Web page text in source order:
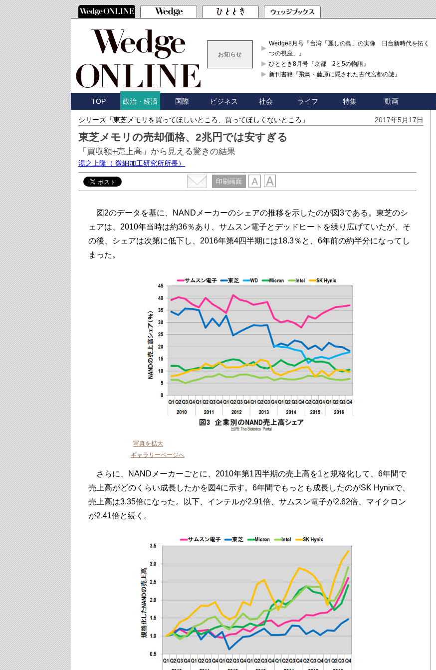
お知らせ
Wedge8月号『台湾「麗しの島」の実像 日台新時代を拓く「3
つの視座」』
ひととき8月号『京都 2と5の物語』
新刊書籍『飛鳥・藤原に隠された古代宮都の謎』
TOP 政治・経済 国際 ビジネス 社会 ライフ 特集 動画
シリーズ「東芝メモリを買ってほしいところ、買ってほしくないところ」 2017年5月17日
東芝メモリの売却価格、2兆円では安すぎる
「買収額÷売上高」から見える驚きの結果
湯之上隆 （ 微細加工研究所所長）
印刷画面
図2のデータを基に、NANDメーカーのシェアの推移を示したのが図3である。東芝のシ
ェアは、2010年当時は約36％あり、サムスン電子とデッドヒートを繰り広げていたが、そ
の後、シェアは次第に低下し、2016年第4四半期には18.3％と、6年前の約半分になってし
まった。
写真を拡大
ギャラリーページへ
さらに、NANDメーカーごとに、2010年第1四半期の売上高を1と規格化して、6年間で
売上高がどのくらい成長したかを図4に示す。6年間でもっとも成長したのがSK Hynixで、
売上高は3.35倍になった。以下、インテルが2.91倍、サムスン電子が2.62倍、マイクロン
が2.41倍と続く。